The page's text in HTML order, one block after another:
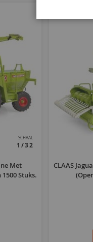
SCHAAL
1/32
Met
Stuks.
CLAAS